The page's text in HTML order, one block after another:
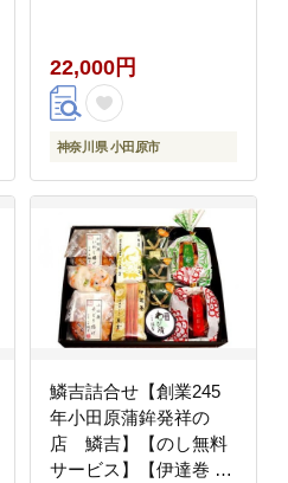
揚げ てどり揚げ 彩しん
じょ 笹しんじょ チーズ
竹輪 わさび漬け 神奈川
県 小田原市 】
22,000円
神奈川県 小田原市
鱗吉詰合せ【創業245
年小田原蒲鉾発祥の
店 鱗吉】【のし無料
サービス】【伊達巻 特